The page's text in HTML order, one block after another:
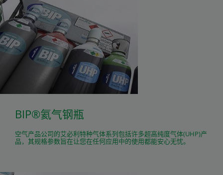
BIP®氦气钢瓶
空气产品公司的艾必利特种气体系列包括许多超高纯度气体(UHP)产
品，其规格参数旨在让您在任何应用中的使用都能安心无忧。